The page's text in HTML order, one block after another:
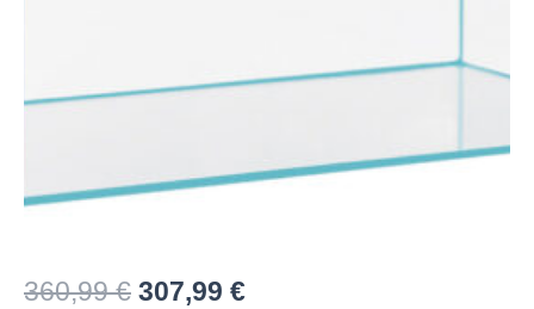
360,99€ Ursprünglicher
307,99 €Aktueller